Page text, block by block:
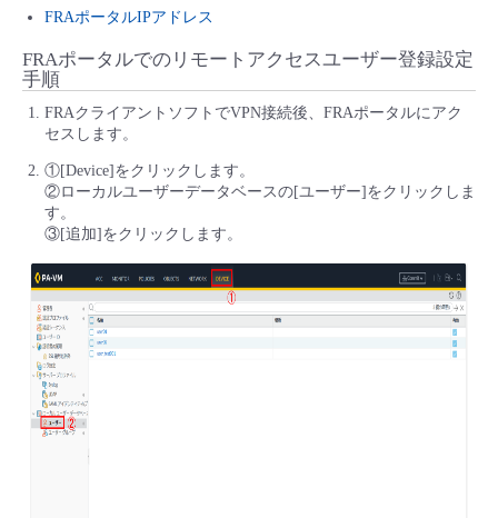
FRAポータルIPアドレス
FRAポータルでのリモートアクセスユーザー登録設定
手順
FRAクライアントソフトでVPN接続後、FRAポータルにアク
セスします。
①[Device]をクリックします。
②ローカルユーザーデータベースの[ユーザー]をクリックしま
す。
③[追加]をクリックします。